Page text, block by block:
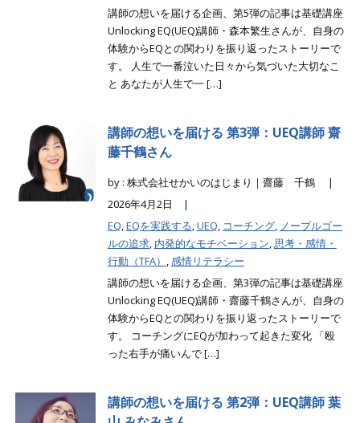
講師の想いを届ける企画、第5弾の記事は基礎講座
Unlocking EQ(UEQ)講師・森本繁生さんが、自身の
体験からEQとの関わりを振り返ったストーリーで
す。 人生で一番泣いた日々から気づいた大切なこ
と あなたが人生で一 […]
講師の想いを届ける 第3弾：UEQ講師 齋
藤千鶴さん
by : 株式会社せかいのはじまり｜齋藤 千鶴 |
2026年4月2日 |
EQ,EQを実践する,UEQ, コーチング, ノーブルゴー
ルの追求, 内発的なモチベーション,思考・感情・
行動（TFA） ,感情リテラシー
講師の想いを届ける企画、第3弾の記事は基礎講座
Unlocking EQ(UEQ)講師・齋藤千鶴さんが、自身の
体験からEQとの関わりを振り返ったストーリーで
す。 コーチングにEQが加わって起きた変化 「殴
った右手が痛いんで […]
講師の想いを届ける 第2弾：UEQ講師 葉